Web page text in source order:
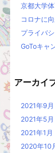
京都大学
コロナに
プライバ
GoToキャ
アーカイ
2021年9月
2021年5月
2021年1月
2020年10